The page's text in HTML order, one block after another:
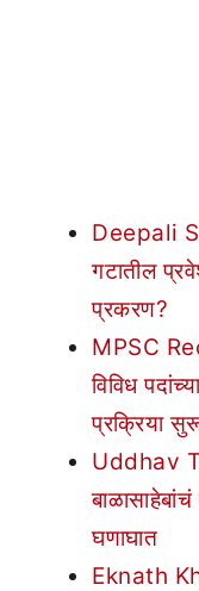
Deepali
गटातील
प्रकरण?
MPSC
विविध
प्रक्रिया
Uddhav
घणाघात
Eknath